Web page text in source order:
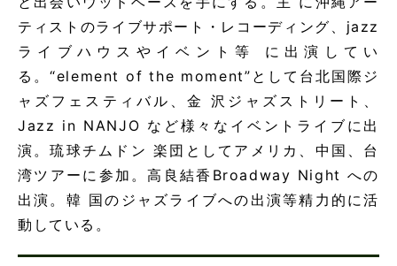
ティストのライブサポート・レコーディング、jazz
ライブハウスやイベント等 に出演してい
る。“element of the moment”として台北国際ジ
ャズフェスティバル、金 沢ジャズストリート、
Jazz in NANJO など様々なイベントライブに出
演。琉球チムドン 楽団としてアメリカ、中国、台
湾ツアーに参加。高良結香Broadway Night への
出演。韓 国のジャズライブへの出演等精力的に活
動している。